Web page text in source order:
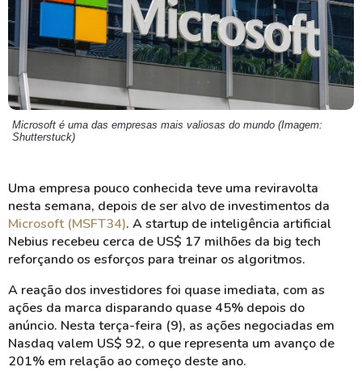
Microsoft é uma das empresas mais valiosas do mundo (Imagem:
Shutterstuck)
Uma empresa pouco conhecida teve uma reviravolta
nesta semana, depois de ser alvo de investimentos da
Microsoft (MSFT34). A startup de inteligência artificial
Nebius recebeu cerca de US$ 17 milhões da big tech
reforçando os esforços para treinar os algoritmos.
A reação dos investidores foi quase imediata, com as
ações da marca disparando quase 45% depois do
anúncio. Nesta terça-feira (9), as ações negociadas em
Nasdaq valem US$ 92, o que representa um avanço de
201% em relação ao começo deste ano.